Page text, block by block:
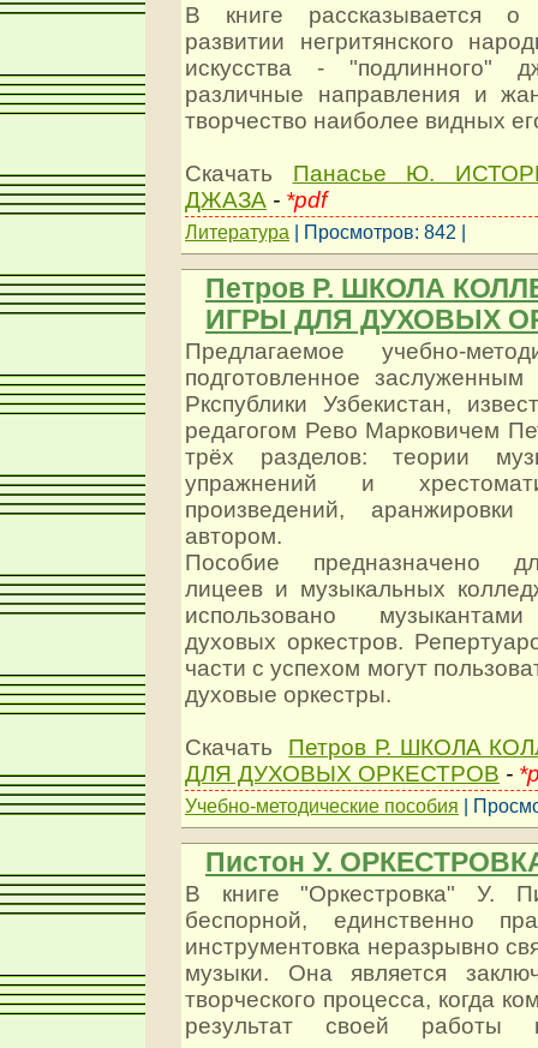
В книге рассказывается
развитии негритянского
искусства - "подлинного"
различные направления и
творчество наиболее видных
Скачать Панасье Ю.
ДЖАЗА - *pdf
Литература | Просмотров: 842 |
Петров Р. ШКОЛА
ИГРЫ ДЛЯ ДУХОВЫХ
Предлагаемое учебно-
подготовленное заслуженным
Ркспублики Узбекистан,
редагогом Рево Марковичем
трёх разделов: теории
упражнений и
произведений,
автором.
Пособие предназначено
лицеев и музыкальных
использовано
духовых оркестров.
части с успехом могут
духовые оркестры.
Скачать
Петров Р. ШКОЛА
ДЛЯ ДУХОВЫХ ОРКЕСТРОВ -
Учебно-методические пособия |
Пистон У.
В книге "Оркестровка" У.
беспорной, единственно
инструментовка неразрывно
музыки. Она является
творческого процесса, когда
результат своей работы